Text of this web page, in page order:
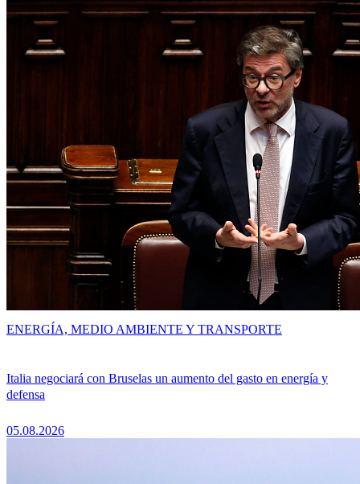
Italia negociará con Bruselas un aumento del gasto en energía y
defensa
05.08.2026
ENERGÍA, MEDIO AMBIENTE Y TRANSPORTE